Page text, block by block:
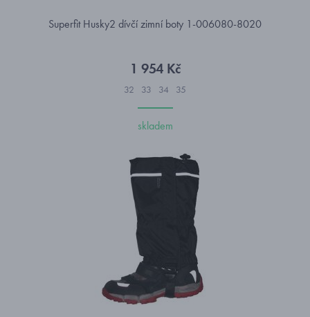
Superfit Husky2 dívčí zimní boty 1-006080-8020
1 954 Kč
32 33 34 35
skladem